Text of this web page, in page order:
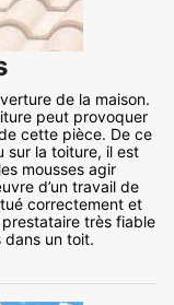
de la maison.
peut provoquer
cette pièce. De ce
sur la toiture, il est
mousses agir
d’un travail de
correctement et
très fiable
dans un toit.